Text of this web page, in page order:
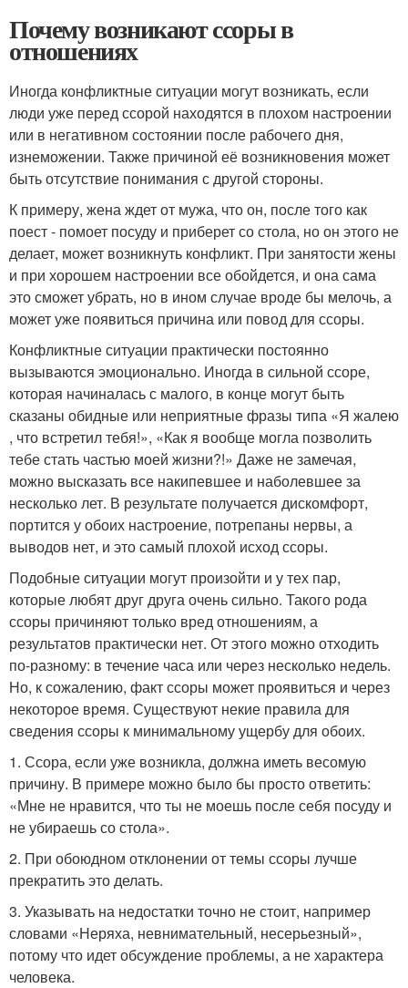
Почему возникают ссоры в
отношениях
Иногда конфликтные ситуации могут возникать, если
люди уже перед ссорой находятся в плохом настроении
или в негативном состоянии после рабочего дня,
изнеможении. Также причиной её возникновения может
быть отсутствие понимания с другой стороны.
К примеру, жена ждет от мужа, что он, после того как
поест - помоет посуду и приберет со стола, но он этого не
делает, может возникнуть конфликт. При занятости жены
и при хорошем настроении все обойдется, и она сама
это сможет убрать, но в ином случае вроде бы мелочь, а
может уже появиться причина или повод для ссоры.
Конфликтные ситуации практически постоянно
вызываются эмоционально. Иногда в сильной ссоре,
которая начиналась с малого, в конце могут быть
сказаны обидные или неприятные фразы типа «Я жалею
, что встретил тебя!», «Как я вообще могла позволить
тебе стать частью моей жизни?!» Даже не замечая,
можно высказать все накипевшее и наболевшее за
несколько лет. В результате получается дискомфорт,
портится у обоих настроение, потрепаны нервы, а
выводов нет, и это самый плохой исход ссоры.
Подобные ситуации могут произойти и у тех пар,
которые любят друг друга очень сильно. Такого рода
ссоры причиняют только вред отношениям, а
результатов практически нет. От этого можно отходить
по-разному: в течение часа или через несколько недель.
Но, к сожалению, факт ссоры может проявиться и через
некоторое время. Существуют некие правила для
сведения ссоры к минимальному ущербу для обоих.
1. Ссора, если уже возникла, должна иметь весомую
причину. В примере можно было бы просто ответить:
«Мне не нравится, что ты не моешь после себя посуду и
не убираешь со стола».
2. При обоюдном отклонении от темы ссоры лучше
прекратить это делать.
3. Указывать на недостатки точно не стоит, например
словами «Неряха, невнимательный, несерьезный»,
потому что идет обсуждение проблемы, а не характера
человека.